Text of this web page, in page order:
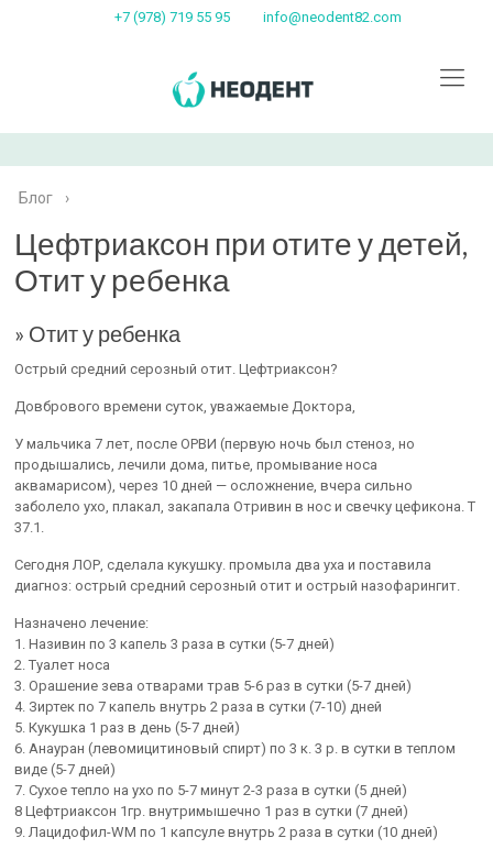
+7 (978) 719 55 95 info@neodent82.com
Блог ›
Цефтриаксон при отите у детей,
Отит у ребенка
» Отит у ребенка
Острый средний серозный отит. Цефтриаксон?
Довбрового времени суток, уважаемые Доктора,
У мальчика 7 лет, после ОРВИ (первую ночь был стеноз, но
продышались, лечили дома, питье, промывание носа
аквамарисом), через 10 дней — осложнение, вчера сильно
заболело ухо, плакал, закапала Отривин в нос и свечку цефикона. Т
37.1.
Сегодня ЛОР, сделала кукушку. промыла два уха и поставила
диагноз: острый средний серозный отит и острый назофарингит.
Назначено лечение:
1. Називин по 3 капель 3 раза в сутки (5-7 дней)
2. Туалет носа
3. Орашение зева отварами трав 5-6 раз в сутки (5-7 дней)
4. Зиртек по 7 капель внутрь 2 раза в сутки (7-10) дней
5. Кукушка 1 раз в день (5-7 дней)
6. Анауран (левомицитиновый спирт) по 3 к. 3 р. в сутки в теплом
виде (5-7 дней)
7. Сухое тепло на ухо по 5-7 минут 2-3 раза в сутки (5 дней)
8 Цефтриаксон 1гр. внутримышечно 1 раз в сутки (7 дней)
9. Лацидофил-WM по 1 капсуле внутрь 2 раза в сутки (10 дней)